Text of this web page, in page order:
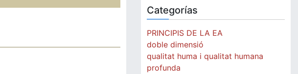
Categorías
PRINCIPIS DE LA EA
doble dimensió
qualitat huma i qualitat humana
profunda